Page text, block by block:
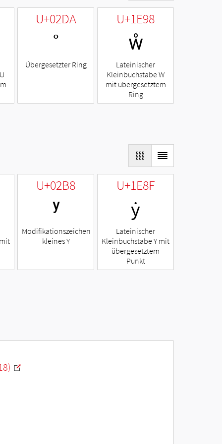
U+02DA
˚
Übergesetzter Ring
U+1E98
ẘ
Lateinischer
Kleinbuchstabe W
mit übergesetztem
Ring
U+02B8
ʸ
Modifikationszeichen
kleines Y
U+1E8F
ẏ
Lateinischer
Kleinbuchstabe Y mit
übergesetztem
Punkt